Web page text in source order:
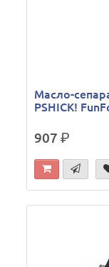
Масло-
PSHICK!
907р.